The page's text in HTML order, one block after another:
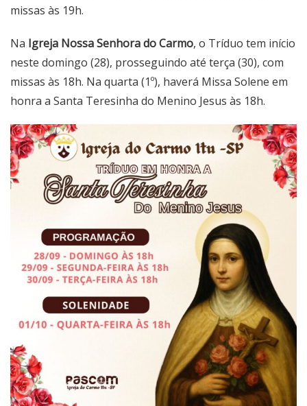
missas às 19h.
Na Igreja Nossa Senhora do Carmo, o Tríduo tem início
neste domingo (28), prosseguindo até terça (30), com
missas às 18h. Na quarta (1º), haverá Missa Solene em
honra a Santa Teresinha do Menino Jesus às 18h.